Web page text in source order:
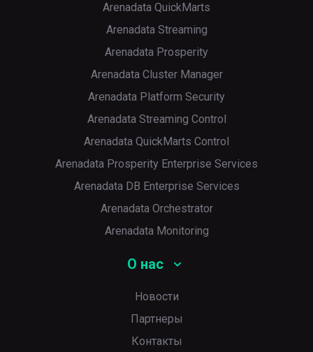
Arenadata QuickMarts
Arenadata Streaming
Arenadata Prosperity
Arenadata Cluster Manager
Arenadata Platform Security
Arenadata Streaming Control
Arenadata QuickMarts Control
Arenadata Prosperity Enterprise Services
Arenadata DB Enterprise Services
Arenadata Orchestrator
Arenadata Monitoring
О нас
Новости
Партнеры
Контакты